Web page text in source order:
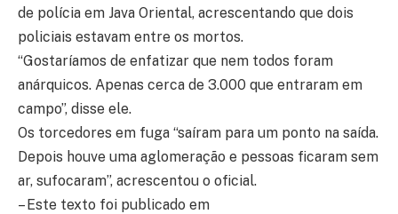
de polícia em Java Oriental, acrescentando que dois
policiais estavam entre os mortos.
“Gostaríamos de enfatizar que nem todos foram
anárquicos. Apenas cerca de 3.000 que entraram em
campo”, disse ele.
Os torcedores em fuga “saíram para um ponto na saída.
Depois houve uma aglomeração e pessoas ficaram sem
ar, sufocaram”, acrescentou o oficial.
– Este texto foi publicado em